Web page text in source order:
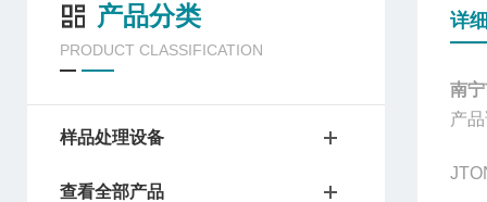
产品分类
PRODUCT CLASSIFICATION
样品处理设备
查看全部产品
详
南
产